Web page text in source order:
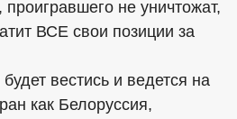
не уничтожат,
ВСЕ свои позиции за
вестись и ведется на
как Белоруссия,